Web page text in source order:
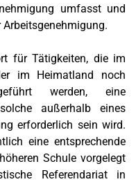
umfasst und
für Tätigkeiten, die im
im Heimatland noch
werden, eine
außerhalb eines
erforderlich sein wird.
eine entsprechende
Schule vorgelegt
Referendariat in